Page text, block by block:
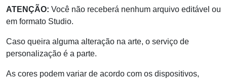
ATENÇÃO: Você não receberá nenhum arquivo editável ou
em formato Studio.
Caso queira alguma alteração na arte, o serviço de
personalização é a parte.
As cores podem variar de acordo com os dispositivos,